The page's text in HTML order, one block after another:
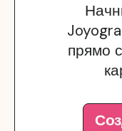
прямо